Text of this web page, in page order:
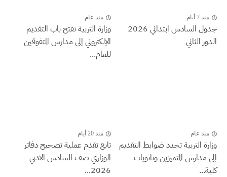
منذ 7 أيام
جدول السادس ابتدائي 2026
الدور الثاني
منذ عام
وزارة التربية تفتح باب التقديم
الإلكتروني إلى مدارس المتفوقين
للعام...
منذ عام
وزارة التربية تحدد ضوابط التقديم
إلى مدارس المتميزين وثانويات
كلية...
منذ 20 أيام
تابع تقدم عملية تصحيح دفاتر
الوزاري صف السادس الادبي
2026...